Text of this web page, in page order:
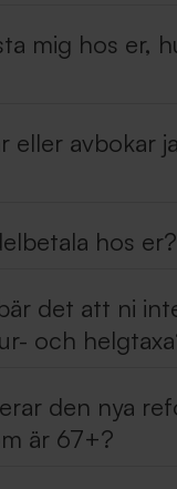
mig hos er,
eller avbokar
hos er?
det att ni
och
den nya
är 67+?